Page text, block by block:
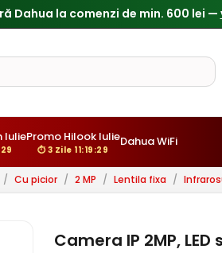
la 25% doar in luna iulie → Vezi
IuliePromo Hilook Iulie
⏱ 3 Zile 11:19:28
Dahua WiFi
/ Cu picior / 2 MP / Lentila fixa /
Camera IP 2MP, LED